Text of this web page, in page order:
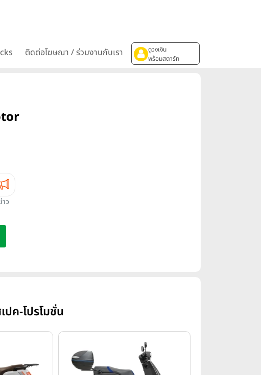
ติดต่อโฆษณา / ร่วมงานกับเรา
ดูวงเงิน
พร้อมสตาร์ท
าว
ปค-โปรโมชั่น